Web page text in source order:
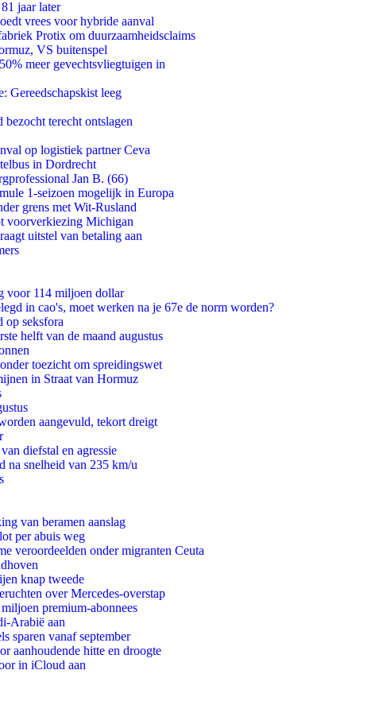
jaar later
vrees voor hybride aanval
Protix om duurzaamheidsclaims
VS buitenspel
meer gevechtsvliegtuigen in
Gereedschapskist leeg
terecht ontslagen
op logistiek partner Ceva
in Dordrecht
Jan B. (66)
1-seizoen mogelijk in Europa
grens met Wit-Rusland
voorverkiezing Michigan
uitstel van betaling aan
voor 114 miljoen dollar
in cao's, moet werken na je 67e de norm worden?
op seksfora
helft van de maand augustus
toezicht om spreidingswet
in Straat van Hormuz
aangevuld, tekort dreigt
diefstal en agressie
na snelheid van 235 km/u
van beramen aanslag
per abuis weg
veroordeelden onder migranten Ceuta
knap tweede
over Mercedes-overstap
premium-abonnees
Arabië aan
sparen vanaf september
aanhoudende hitte en droogte
in iCloud aan